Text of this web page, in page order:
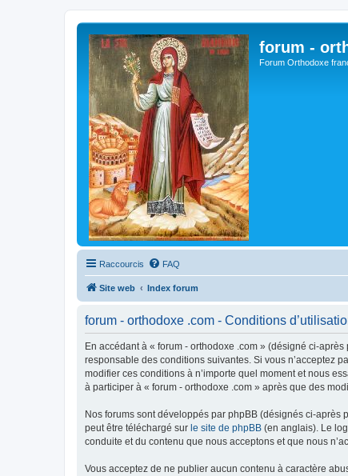
forum -
Forum Orthodoxe
Raccourcis FAQ
Site web Index forum
forum - orthodoxe .com - Conditions
En accédant à « forum - orthodoxe .com » (désigné ci-
responsable des conditions suivantes. Si vous n’acceptez
modifier ces conditions à n’importe quel moment et nous
à participer à « forum - orthodoxe .com » après que des
Nos forums sont développés par phpBB (désignés ci-
peut être téléchargé sur le site de phpBB (en anglais). Le
conduite et du contenu que nous acceptons et que nous
Vous acceptez de ne publier aucun contenu à caractère